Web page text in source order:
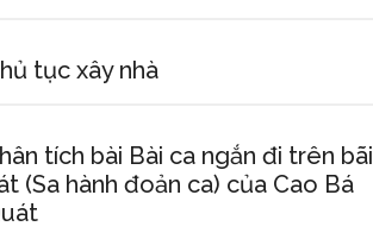
tục xây nhà
tích bài Bài ca ngắn đi trên bãi
(Sa hành đoản ca) của Cao Bá